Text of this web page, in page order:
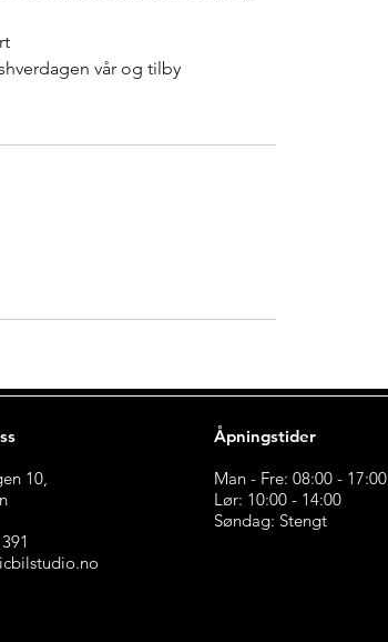
vår og tilby
10,
Åpningstider
Man - Fre: 08:00 - 17:00
Lør: 10:00 - 14:00
Søndag: Stengt